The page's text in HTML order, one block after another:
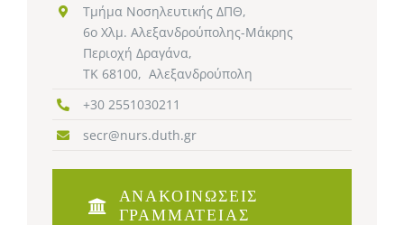
Τμήμα Νοσηλευτικής ΔΠΘ,
6ο Χλμ. Αλεξανδρούπολης-Μάκρης
Περιοχή Δραγάνα,
TK 68100, Αλεξανδρούπολη
+30 2551030211
secr@nurs.duth.gr
ΑΝΑΚΟΙΝΩΣΕΙΣ
ΓΡΑΜΜΑΤΕΙΑΣ